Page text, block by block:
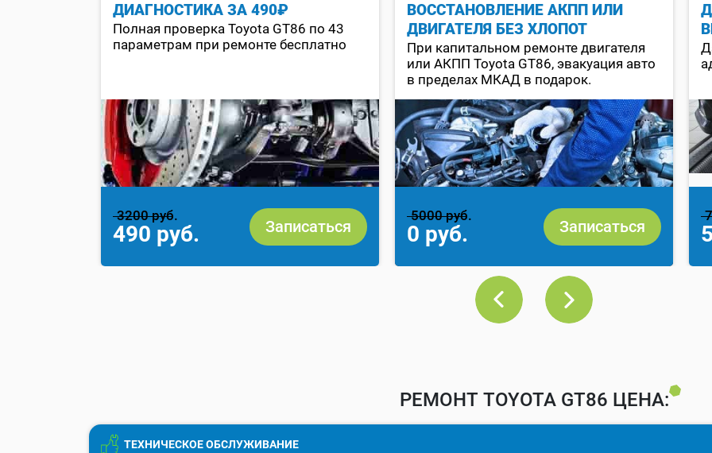
ДИАГНОСТИКА ЗА 490₽
Полная проверка Toyota GT86 по 43
параметрам при ремонте бесплатно
3200 руб.
490 руб. Записаться
ВОССТАНОВЛЕНИЕ АКПП ИЛИ
ДВИГАТЕЛЯ БЕЗ ХЛОПОТ
При капитальном ремонте двигателя
или АКПП Toyota GT86, эвакуация авто
в пределах МКАД в подарок.
5000 руб.
0 руб. Записаться
РЕМОНТ TOYOTA GT86 ЦЕНА:
ТЕХНИЧЕСКОЕ ОБСЛУЖИВАНИЕ